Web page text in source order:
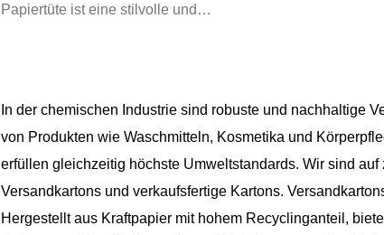
Papiertüte ist eine stilvolle und
verantwortungsvoll bewirtschafteten
Wäldern. Frei von schädlichen
Kunststoffen hinterlässt sie keine
bleibenden Umweltauswirkungen und
zersetzt sich auf natürliche Weise beim
In der chemischen Industrie sind robuste und nachhaltige
von Produkten wie Waschmitteln, Kosmetika und
erfüllen gleichzeitig höchste Umweltstandards. Wir sind
Versandkartons und verkaufsfertige Kartons.
Hergestellt aus Kraftpapier mit hohem Recyclinganteil,